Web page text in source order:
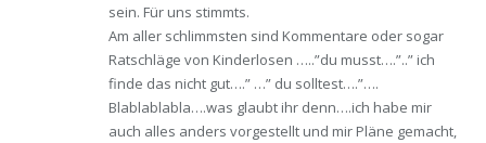
sein. Für uns stimmts.
Am aller schlimmsten sind Kommentare oder sogar
Ratschläge von Kinderlosen …..”du musst….”..” ich
finde das nicht gut….” …” du solltest….”….
Blablablabla….was glaubt ihr denn….ich habe mir
auch alles anders vorgestellt und mir Pläne gemacht,